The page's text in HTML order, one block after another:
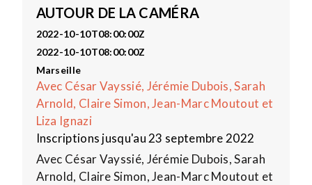
AUTOUR DE LA CAMÉRA
2022-10-10T08:00:00Z
2022-10-10T08:00:00Z
Marseille
Avec César Vayssié, Jérémie Dubois, Sarah
Arnold, Claire Simon, Jean-Marc Moutout et
Liza Ignazi
Inscriptions jusqu'au 23 septembre 2022
Avec César Vayssié, Jérémie Dubois, Sarah
Arnold, Claire Simon, Jean-Marc Moutout et